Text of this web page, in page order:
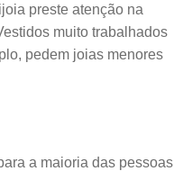
preste atenção na
muito trabalhados
pedem joias menores
a maioria das pessoas